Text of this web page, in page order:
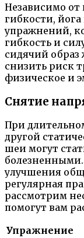
Независимо от
гибкости,
упражнений,
гибкость и
сидячий
снизить риск
физическое и
Снятие
При
другой
шеи могут
улучшения
регулярная
рассмотрим
помогут вам
Упражнение